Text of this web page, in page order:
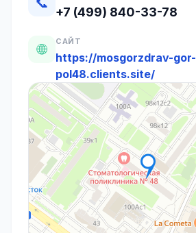
+7 (499) 840-33-78
🌐 САЙТ
https://mosgorzdrav-gor-
pol48.clients.site/